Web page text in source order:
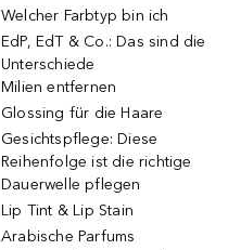
Welcher Farbtyp bin ich
EdP, EdT & Co.: Das sind die
Unterschiede
Milien entfernen
Glossing für die Haare
Gesichtspflege: Diese
Reihenfolge ist die richtige
Dauerwelle pflegen
Lip Tint & Lip Stain
Arabische Parfums